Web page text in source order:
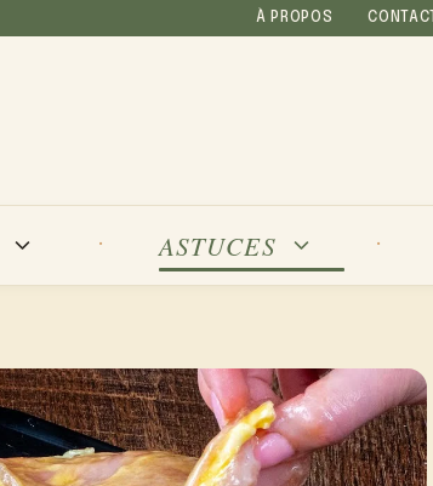
À PROPOS CONTACT
ASTUCES